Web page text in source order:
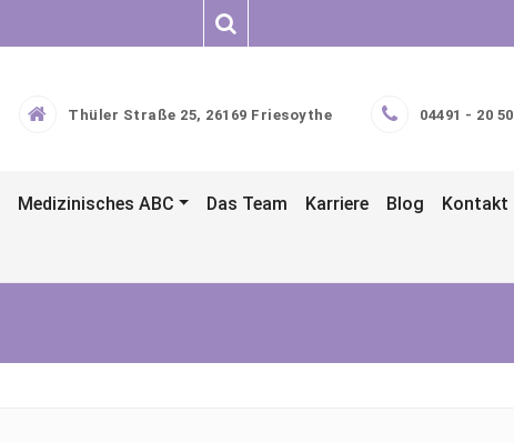
Thüler Straße 25, 26169 Friesoythe 04491 - 20 50
Medizinisches ABC Das Team Karriere Blog Kontakt